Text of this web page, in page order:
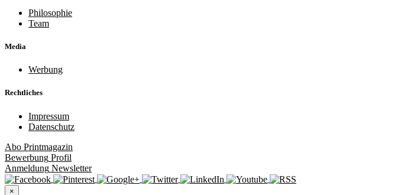
Philosophie
Team
Media
Werbung
Rechtliches
Impressum
Datenschutz
Abo Printmagazin
Bewerbung Profil
Anmeldung Newsletter
×